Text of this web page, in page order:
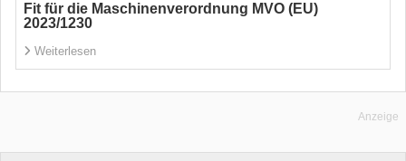
Fit für die Maschinenverordnung MVO (EU)
2023/1230
Weiterlesen
Anzeige